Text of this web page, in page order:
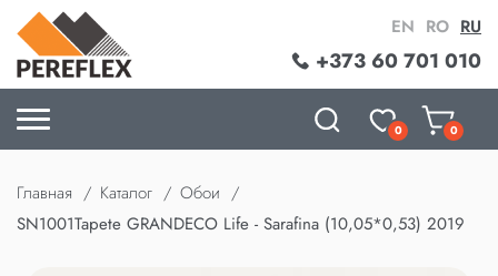
+373 60 701 010
EN RO RU
0 0
Главная Каталог
Обои
SN1001Tapete GRANDECO Life - Sarafina (10,05*0,53) 2019